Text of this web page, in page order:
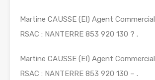
Martine CAUSSE (EI) Agent
RSAC : NANTERRE 853 920 130 ? .
Martine CAUSSE (EI) Agent
RSAC : NANTERRE 853 920 130 – .